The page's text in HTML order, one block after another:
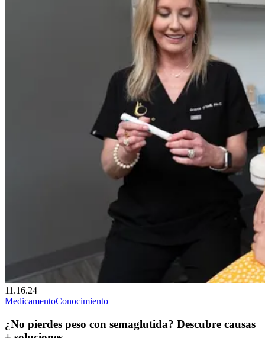
11.16.24
MedicamentoConocimiento
¿No pierdes peso con semaglutida? Descubre causas